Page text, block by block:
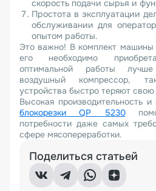
скорость подачи сырья и
Простота в эксплуатации
обслуживании для
опытом работы.
Это важно! В комплект машины
его необходимо
оптимальной работы
воздушный компрессор,
устройства быстро теряют свою
Высокая производительность
блокорезки QP 5230
потребности даже самых
сфере мясопереработки.
Поделиться статьей